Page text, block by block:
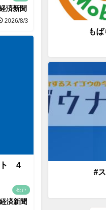
済新聞
2026/8/3
ト 4
松戸
済新聞
も
#